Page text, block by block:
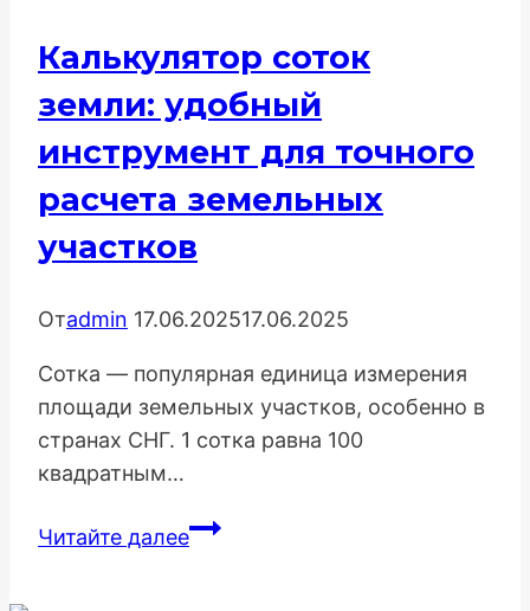
повышение
конверсии
(ЮKassa,
CloudPayments,
Tinkoff)
Калькулятор соток
земли: удобный
инструмент для точного
расчета земельных
участков
Отadmin 17.06.202517.06.2025
Сотка — популярная единица измерения
площади земельных участков, особенно в
странах СНГ. 1 сотка равна 100
квадратным…
Читайте далееКалькулятор